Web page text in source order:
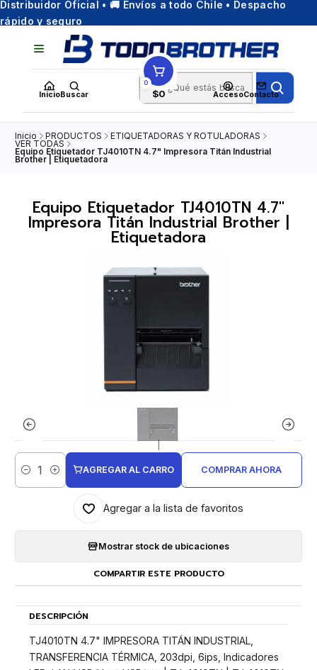
Distribuidor Oficial • 🚚 Envíos a todo Chile • Despacho
rápido y seguro
InicioBuscar
0
$0 AccesoContacto
Inicio PRODUCTOS ETIQUETADORAS Y ROTULADORAS
VER TODAS
Equipo Etiquetador TJ4010TN 4.7" Impresora Titán Industrial
Brother | Etiquetadora
Equipo Etiquetador TJ4010TN 4.7"
Impresora Titán Industrial Brother |
Etiquetadora
|
Cantidad
AGREGAR AL CARRO COMPRAR AHORA
Agregar a la lista de favoritos
Mostrar stock de ubicaciones
COMPARTIR ESTE PRODUCTO
DESCRIPCIÓN
TJ4010TN 4.7" IMPRESORA TITÁN INDUSTRIAL,
TRANSFERENCIA TÉRMICA, 203dpi, 6ips, Indicadores